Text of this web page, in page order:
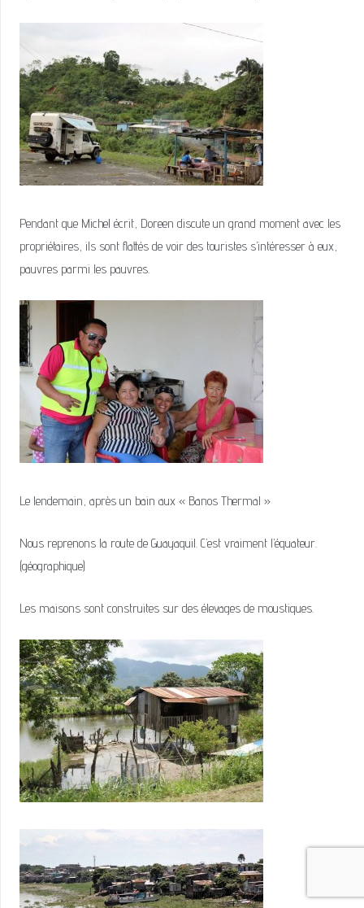
Pendant que Michel écrit, Doreen discute un grand moment avec les
propriétaires, ils sont flattés de voir des touristes s’intéresser à eux,
pauvres parmi les pauvres.
Le lendemain, après un bain aux « Banos Thermal »
Nous reprenons la route de Guayaquil. C’est vraiment l’équateur.
(géographique)
Les maisons sont construites sur des élevages de moustiques.